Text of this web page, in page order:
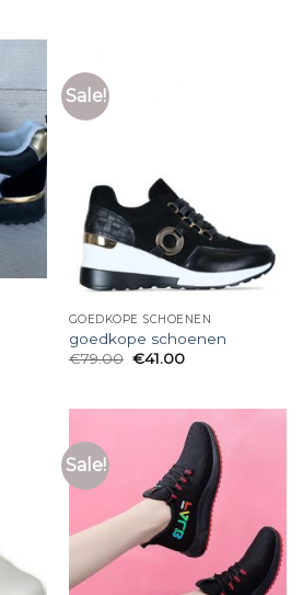
Sale!
GOEDKOPE SCHOENEN
goedkope schoenen
€79.00 €41.00
Sale!